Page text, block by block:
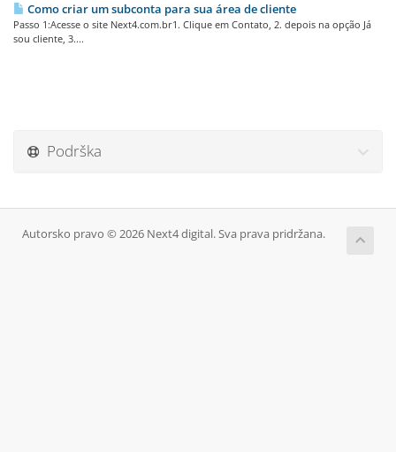
Como criar um subconta para sua área de cliente
Passo 1:Acesse o site Next4.com.br1. Clique em Contato, 2. depois na opção Já
sou cliente, 3....
Podrška
Autorsko pravo © 2026 Next4 digital. Sva prava pridržana.